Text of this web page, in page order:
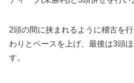
2頭の間に挟まれるように稽古を
わりとペースを上げ、最後は3頭
す。